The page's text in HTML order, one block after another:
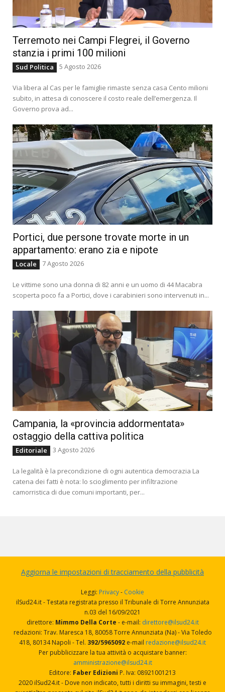
Terremoto nei Campi Flegrei, il Governo
stanzia i primi 100 milioni
Sud Politica 5 Agosto 2026
Via libera al Cas per le famiglie rimaste senza casa Cento milioni
subito, in attesa di conoscere il costo reale dell’emergenza. Il
Governo prova ad...
Portici, due persone trovate morte in un
appartamento: erano zia e nipote
Locale 7 Agosto 2026
Le vittime sono una donna di 82 anni e un uomo di 44 Macabra
scoperta poco fa a Portici, dove i carabinieri sono intervenuti in...
Campania, la «provincia addormentata»
ostaggio della cattiva politica
Editoriale 3 Agosto 2026
La legalità è la precondizione di ogni autentica democrazia La
catena dei fatti è nota: lo scioglimento per infiltrazione
camorristica di due comuni importanti, per...
Aggiorna le impostazioni di tracciamento della pubblicità
Leggi: Privacy- Cookie
ilSud24.it - Testata registrata presso il Tribunale di Torre Annunziata
n.03 del 16/09/2021
direttore: Mimmo Della Corte - e-mail: direttore@ilsud24.it
redazioni: Trav. Maresca 18, 80058 Torre Annunziata (Na) - Via Toledo
418, 80134 Napoli - Tel. 392/5965092 e-mail redazione@ilsud24.it
Per pubblicizzare la tua attività o acquistare banner:
amministrazione@ilsud24.it
Editore: Faber Edizioni P. Iva: 08921001213
2020 ilSud24.it - Dove non indicato, tutti i diritti su immagini, testi e